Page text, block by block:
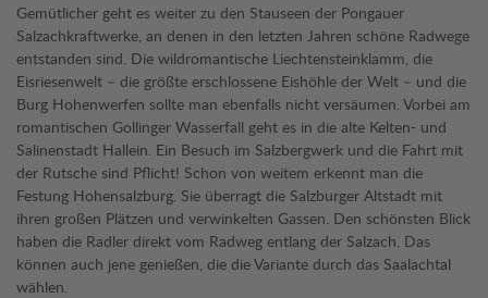
Gemütlicher geht es weiter zu den Stauseen der Pongauer
Salzachkraftwerke, an denen in den letzten Jahren schöne Radwege
entstanden sind. Die wildromantische Liechtensteinklamm, die
Eisriesenwelt – die größte erschlossene Eishöhle der Welt – und die
Burg Hohenwerfen sollte man ebenfalls nicht versäumen. Vorbei am
romantischen Gollinger Wasserfall geht es in die alte Kelten- und
Salinenstadt Hallein. Ein Besuch im Salzbergwerk und die Fahrt mit
der Rutsche sind Pflicht! Schon von weitem erkennt man die
Festung Hohensalzburg. Sie überragt die Salzburger Altstadt mit
ihren großen Plätzen und verwinkelten Gassen. Den schönsten Blick
haben die Radler direkt vom Radweg entlang der Salzach. Das
können auch jene genießen, die die Variante durch das Saalachtal
wählen.